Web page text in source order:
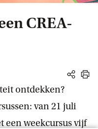
CREA-
share
print
ontdekken?
van 21 juli
een weekcursus vijf